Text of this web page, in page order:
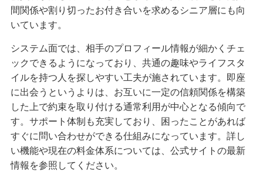
間関係や割り切ったお付き合いを求めるシニア層にも向
いています。
システム面では、相手のプロフィール情報が細かくチェ
ックできるようになっており、共通の趣味やライフスタ
イルを持つ人を探しやすい工夫が施されています。即座
に出会うというよりは、お互いに一定の信頼関係を構築
した上で約束を取り付ける通常利用が中心となる傾向で
す。サポート体制も充実しており、困ったことがあれば
すぐに問い合わせができる仕組みになっています。詳し
い機能や現在の料金体系については、公式サイトの最新
情報を参照してください。